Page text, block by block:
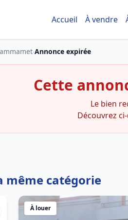
Accueil À vendre
›Annonce expirée
Cette
Le bien
Découvrez
même catégorie
À louer